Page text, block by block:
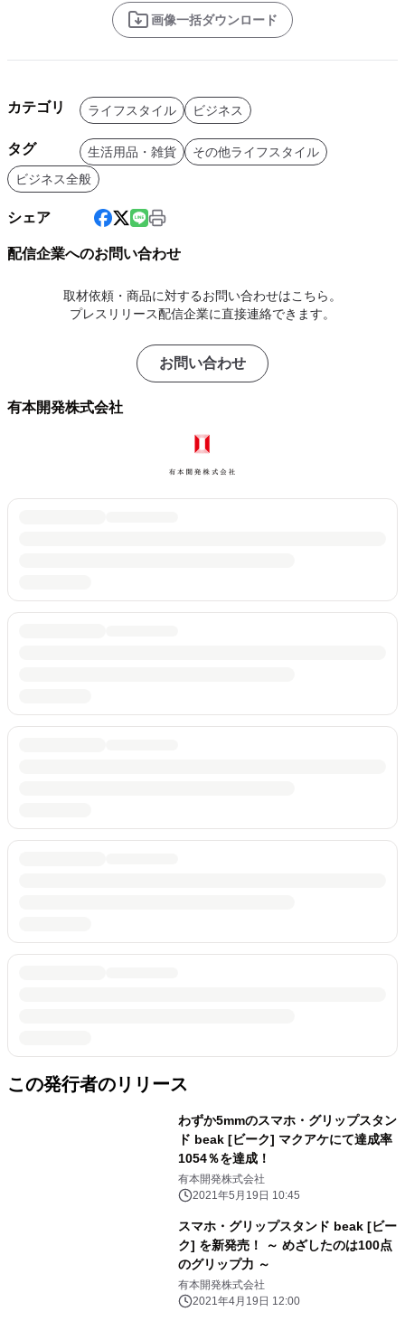
画像一括ダウンロード
カテゴリ ライフスタイル ビジネス
タグ 生活用品・雑貨
その他ライフスタイル
ビジネス全般
シェア
配信企業へのお問い合わせ
取材依頼・商品に対するお問い合わせはこちら。
プレスリリース配信企業に直接連絡できます。
お問い合わせ
有本開発株式会社
この発行者のリリース
わずか5mmのスマホ・グリップスタン
ド beak [ビーク] マクアケにて達成率
1054％を達成！
有本開発株式会社
2021年5月19日 10:45
スマホ・グリップスタンド beak [ビー
ク] を新発売！ ～ めざしたのは100点
のグリップ力 ～
有本開発株式会社
2021年4月19日 12:00